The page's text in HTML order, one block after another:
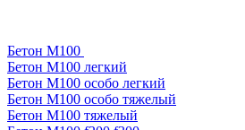
Бетон М100
Бетон М100 легкий
Бетон М100 особо легкий
Бетон М100 особо тяжелый
Бетон М100 тяжелый